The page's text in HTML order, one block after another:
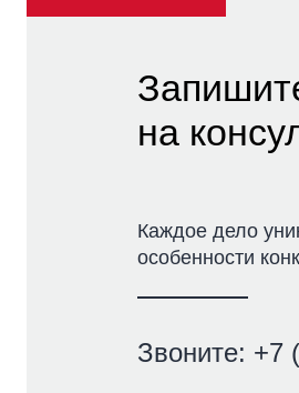
на
Каждое дело
особенности
Звоните: +7